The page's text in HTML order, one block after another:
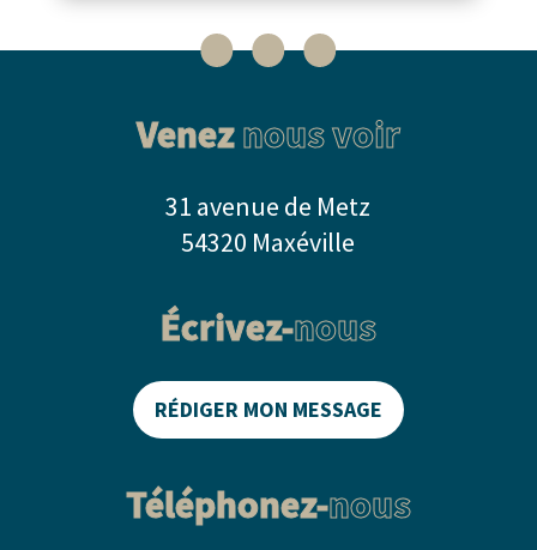
Veneznous voir
31 avenue de Metz
54320 Maxéville
Écrivez-nous
RÉDIGER MON MESSAGE
Téléphonez-nous